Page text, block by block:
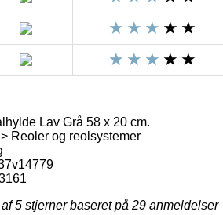
Lav Grå 58 x 20 cm.
Reoler og reolsystemer
5 stjerner baseret på 29 anmeldelser